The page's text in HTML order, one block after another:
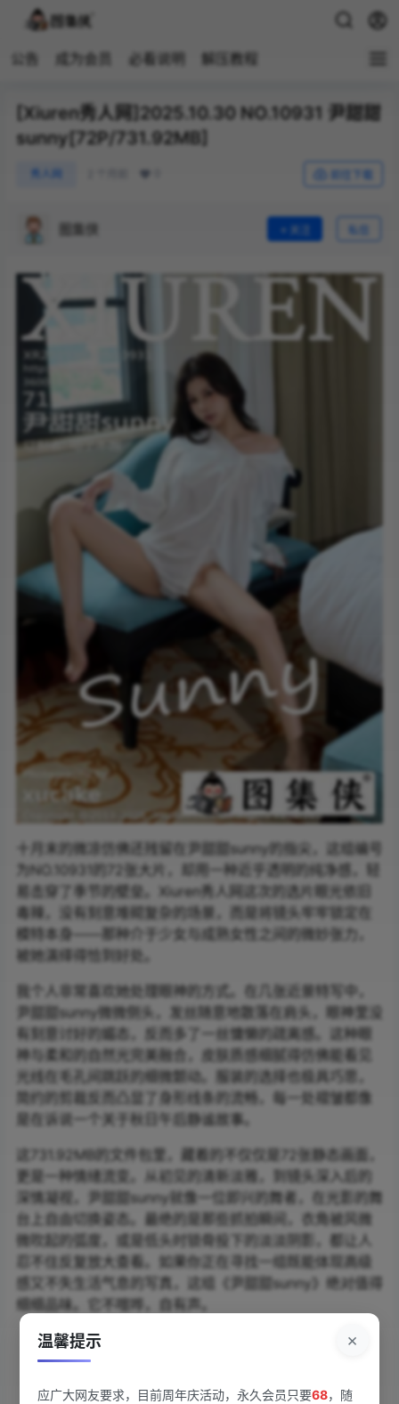
成为会员 必看说明 解压教程
[Xiuren秀人网]2025.10.30 NO.10931 尹甜甜
sunny[72P/731.92MB]
秀人网
十月末的微凉仿佛还残留在尹甜甜sunny的指尖，这组编号
为NO.10931的72张大片，却用一种近乎透明的纯净感，轻
易击穿了季节的壁垒。Xiuren秀人网这次的选片眼光依旧
毒辣，没有刻意堆砌复杂的场景，而是将镜头牢牢锁定在
模特本身——那种介于少女与成熟女性之间的微妙张力，
被她演绎得恰到好处。
我个人非常喜欢她处理眼神的方式。在几张近景特写中，
尹甜甜sunny微微侧头，发丝随意地散落在肩头，眼神里没
有刻意讨好的媚态，反而多了一丝慵懒的疏离感。这种眼
神与柔和的自然光完美融合，皮肤质感细腻得仿佛能看见
光线在毛孔间跳跃的细微颤动。服装的选择也极具巧思，
简约的剪裁反而凸显了身形线条的流畅，每一处褶皱都像
是在诉说一个关于秋日午后静谧故事。
这731.92MB的文件包里，藏着的不仅仅是72张静态画面，
更是一种情绪流变。从初见的清新淡雅，到镜头深入后的
深情凝视，尹甜甜sunny就像一位即兴的舞者，在光影的舞
台上自由切换姿态。最绝的是那些抓拍瞬间，衣角被风微
微吹起的弧度，或是低头时锁骨投下的淡淡阴影，都让人
忍不住反复放大查看。如果你正在寻找一组既能体现高级
感又不失生活气息的写真，这组《尹甜甜sunny》绝对值得
细细品味。它不喧哗，自有声。
下载权限
查看
×
温馨提示
应广大网友要求，目前周年庆活动，永久会员只要68，随